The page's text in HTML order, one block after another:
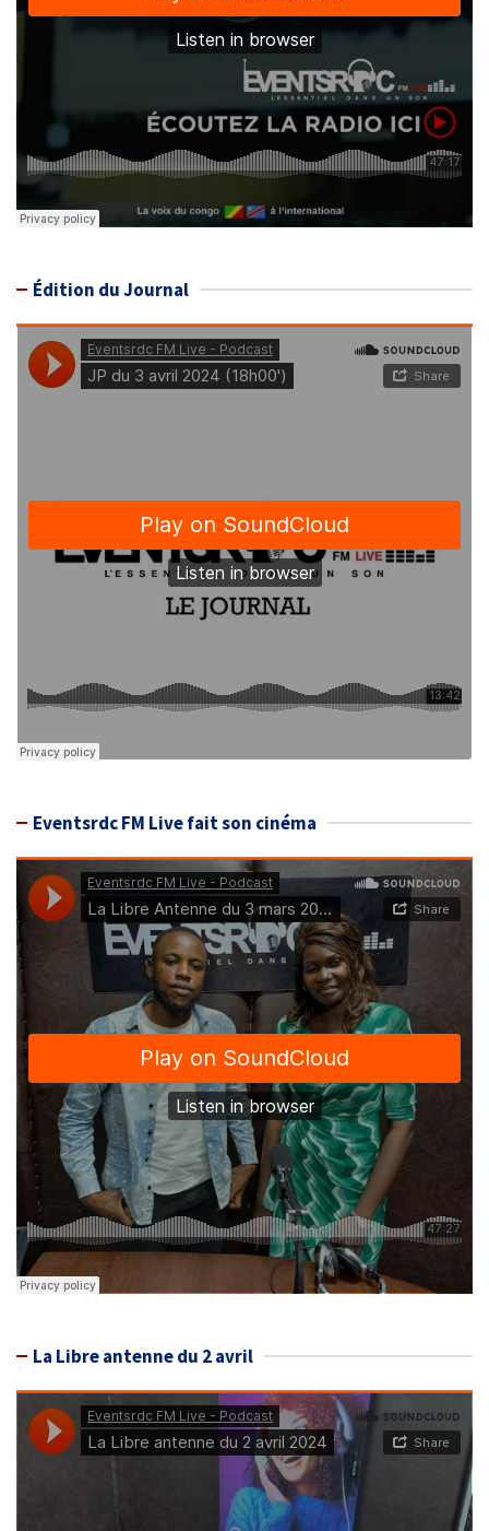
Édition du Journal
Eventsrdc FM Live fait son cinéma
La Libre antenne du 2 avril